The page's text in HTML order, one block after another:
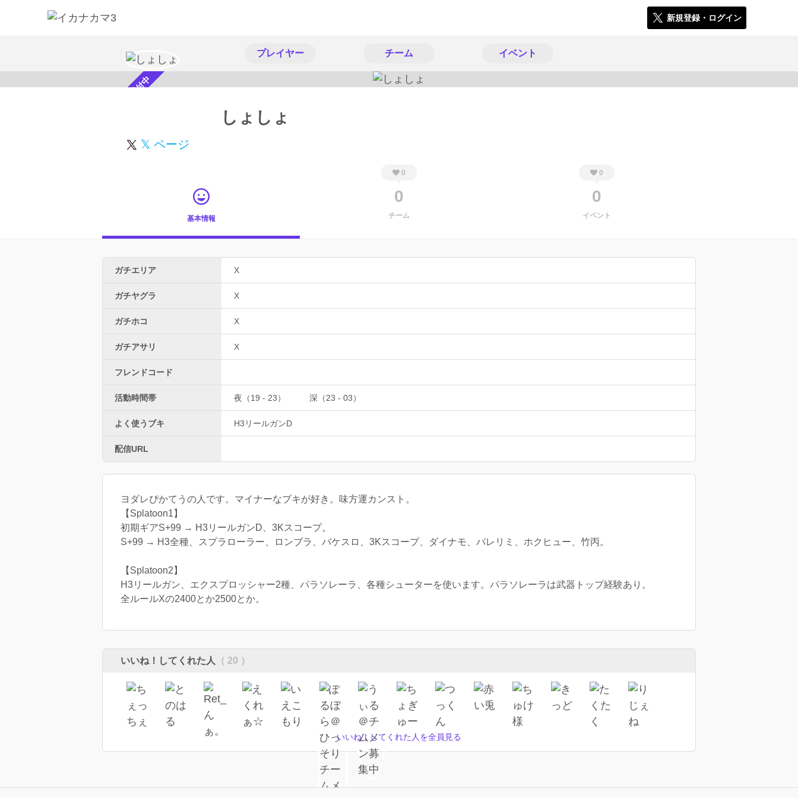
新規登録・ログイン
プレイヤー チーム イベント
スカウト受付中 しょしょ
𝕏 ページ
基本情報
0
0
チーム
0
0
イベント
ガチエリア X
ガチヤグラ X
ガチホコ X
ガチアサリ X
フレンドコード
活動時間帯 夜（19 - 23） 深（23 - 03）
よく使うブキ H3リールガンD
配信URL
ヨダレぴかてうの人です。マイナーなブキが好き。味方運カンスト。
【Splatoon1】
初期ギアS+99 → H3リールガンD、3Kスコープ。
S+99 → H3全種、スプラローラー、ロンブラ、バケスロ、3Kスコープ、ダイナモ、バレリミ、ホクヒュー、竹丙。
【Splatoon2】
H3リールガン、エクスプロッシャー2種、パラソレーラ、各種シューターを使います。パラソレーラは武器トップ経験あり。
全ルールXの2400とか2500とか。
いいね！してくれた人 （ 20 ）
いいね！してくれた人を全員見る